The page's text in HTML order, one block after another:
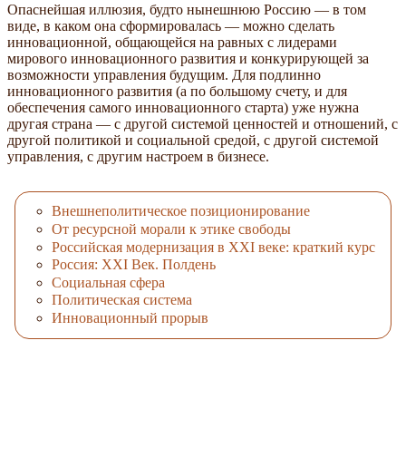
Опаснейшая иллюзия, будто нынешнюю Россию — в том
виде, в каком она сформировалась — можно сделать
инновационной, общающейся на равных с лидерами
мирового инновационного развития и конкурирующей за
возможности управления будущим. Для подлинно
инновационного развития (а по большому счету, и для
обеспечения самого инновационного старта) уже нужна
другая страна — с другой системой ценностей и отношений, с
другой политикой и социальной средой, с другой системой
управления, с другим настроем в бизнесе.
Внешнеполитическое позиционирование
От ресурсной морали к этике свободы
Российская модернизация в XXI веке: краткий курс
Россия: ХХI Век. Полдень
Социальная сфера
Политическая система
Инновационный прорыв